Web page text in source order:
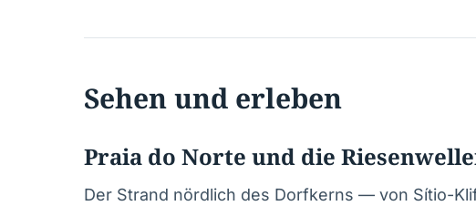
Sehen und erleben
Praia do Norte und die
Der Strand nördlich des Dorfkerns — von Sítio-